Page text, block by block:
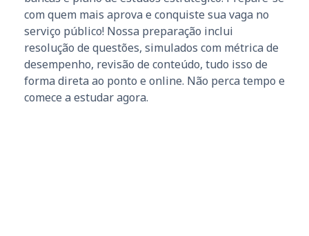
com quem mais aprova e conquiste sua vaga no
serviço público! Nossa preparação inclui
resolução de questões, simulados com métrica de
desempenho, revisão de conteúdo, tudo isso de
forma direta ao ponto e online. Não perca tempo e
comece a estudar agora.